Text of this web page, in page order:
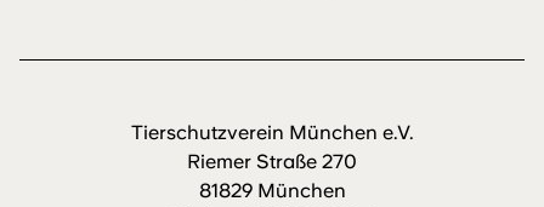
Tierschutzverein München e.V.
Riemer Straße 270
81829 München